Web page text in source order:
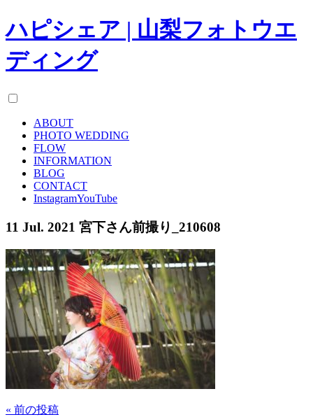
ハピシェア | 山梨フォトウエ
ディング
ABOUT
PHOTO WEDDING
FLOW
INFORMATION
BLOG
CONTACT
InstagramYouTube
11 Jul. 2021 宮下さん前撮り_210608
« 前の投稿